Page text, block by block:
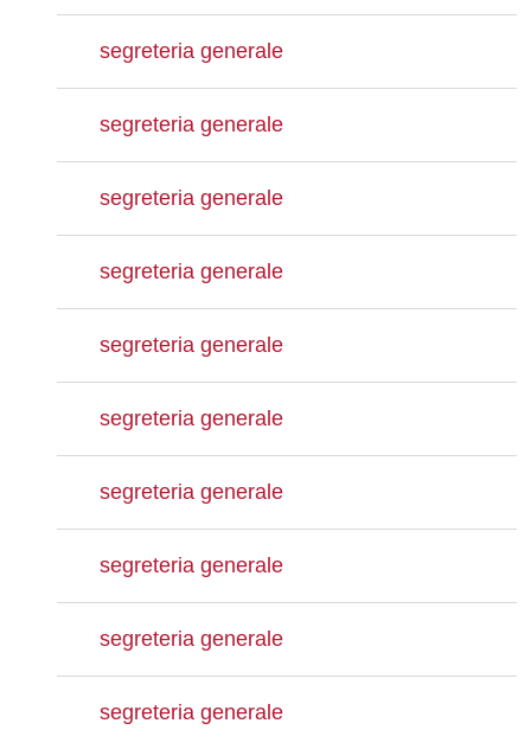
segreteria generale
segreteria generale
segreteria generale
segreteria generale
segreteria generale
segreteria generale
segreteria generale
segreteria generale
segreteria generale
segreteria generale